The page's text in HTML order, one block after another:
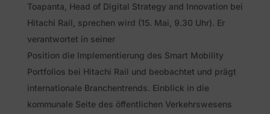
Toapanta, Head of Digital Strategy and Innovation bei
Hitachi Rail, sprechen wird (15. Mai, 9.30 Uhr). Er
verantwortet in seiner
Position die Implementierung des Smart Mobility
Portfolios bei Hitachi Rail und beobachtet und prägt
internationale Branchentrends. Einblick in die
kommunale Seite des öffentlichen Verkehrswesens